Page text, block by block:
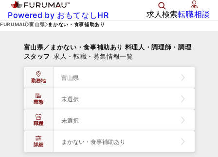
Powered by おもてなしHR 求人検索転職相談
FURUMAU 富山県 まかない・食事補助あり
富山県／まかない・食事補助あり 料理人・調理師・調理
スタッフ 求人・転職・募集情報一覧
勤務地 富山県
業態 未選択
職種 未選択
詳細 まかない・食事補助あり